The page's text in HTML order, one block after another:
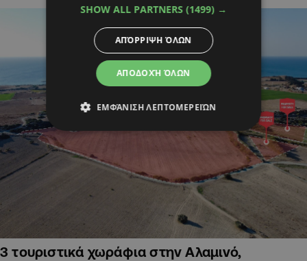
3 τουριστικά χωράφια στην Αλαμινό,
SHOW ALL PARTNERS (1499) →
ΑΠΟΔΟΧΉ ΌΛΩΝ
ΑΠΌΡΡΙΨΗ ΌΛΩΝ
ΕΜΦΆΝΙΣΗ ΛΕΠΤΟΜΕΡΕΙΏΝ